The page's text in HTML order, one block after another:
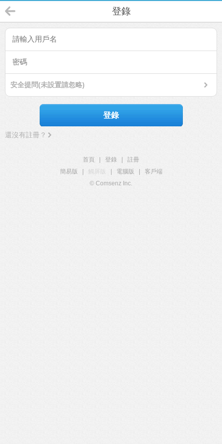
登錄
安全提問(未設置請忽略)
登錄
還沒有註冊？
首頁 登錄
註冊
簡易版
觸屏版 電腦版
客戶端
© Comsenz Inc.